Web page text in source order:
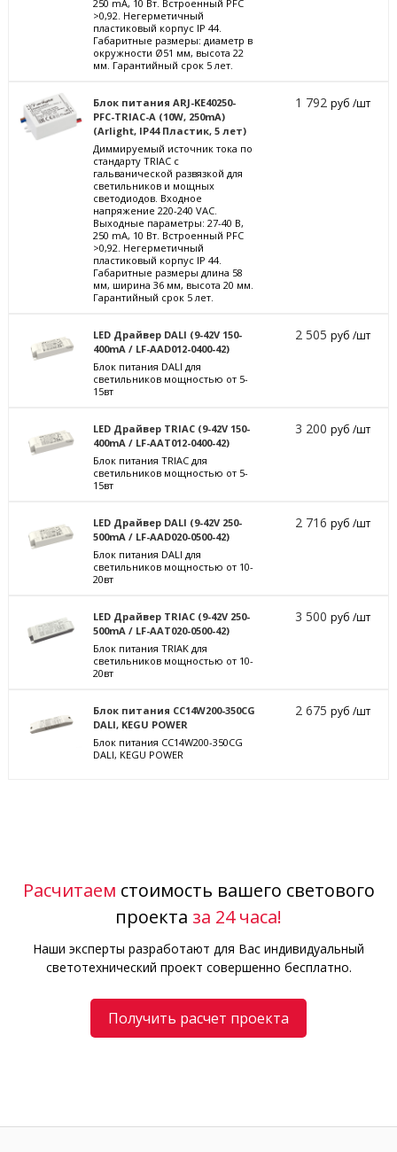
250 mА, 10 Вт. Встроенный PFC
>0,92. Негерметичный
пластиковый корпус IP 44.
Габаритные размеры: диаметр в
окружности Ø51 мм, высота 22
мм. Гарантийный срок 5 лет.
Блок питания ARJ-KE40250-
PFC-TRIAC-A (10W, 250mA)
(Arlight, IP44 Пластик, 5 лет)
Диммируемый источник тока по
стандарту TRIAC с
гальванической развязкой для
светильников и мощных
светодиодов. Входное
напряжение 220-240 VAC.
Выходные параметры: 27-40 В,
250 mА, 10 Вт. Встроенный PFC
>0,92. Негерметичный
пластиковый корпус IP 44.
Габаритные размеры длина 58
мм, ширина 36 мм, высота 20 мм.
Гарантийный срок 5 лет.
1 792руб /шт
LED Драйвер DALI (9-42V 150-
400mA / LF-AAD012-0400-42)
Блок питания DALI для
светильников мощностью от 5-
15вт
2 505руб /шт
LED Драйвер TRIAC (9-42V 150-
400mA / LF-AAT012-0400-42)
Блок питания TRIAC для
светильников мощностью от 5-
15вт
3 200руб /шт
LED Драйвер DALI (9-42V 250-
500mA / LF-AAD020-0500-42)
Блок питания DALI для
светильников мощностью от 10-
20вт
2 716руб /шт
LED Драйвер TRIAC (9-42V 250-
500mA / LF-AAT020-0500-42)
Блок питания TRIAK для
светильников мощностью от 10-
20вт
3 500руб /шт
Блок питания CC14W200-350CG
DALI, KEGU POWER
Блок питания CC14W200-350CG
DALI, KEGU POWER
2 675руб /шт
Расчитаем стоимость вашего светового
проекта за 24 часа!
Наши эксперты разработают для Вас индивидуальный
светотехнический проект совершенно бесплатно.
Получить расчет проекта